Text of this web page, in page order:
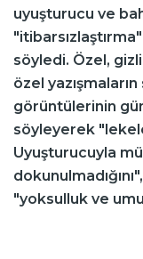
uyuşturucu ve
söyledi. Özel,
özel yazışmaların
görüntülerinin
söyleyerek
Uyuşturucuyla
"yoksulluk ve